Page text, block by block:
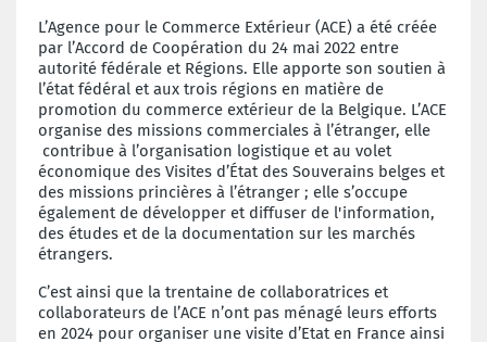
L’Agence pour le Commerce Extérieur (ACE) a été créée
par l’Accord de Coopération du 24 mai 2022 entre
autorité fédérale et Régions. Elle apporte son soutien à
l’état fédéral et aux trois régions en matière de
promotion du commerce extérieur de la Belgique. L’ACE
organise des missions commerciales à l’étranger, elle
contribue à l’organisation logistique et au volet
économique des Visites d’État des Souverains belges et
des missions princières à l’étranger ; elle s’occupe
également de développer et diffuser de l'information,
des études et de la documentation sur les marchés
étrangers.
C’est ainsi que la trentaine de collaboratrices et
collaborateurs de l’ACE n’ont pas ménagé leurs efforts
en 2024 pour organiser une visite d’Etat en France ainsi